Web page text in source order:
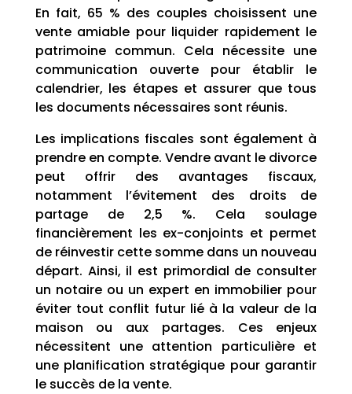
En fait, 65 % des couples choisissent une
vente amiable pour liquider rapidement le
patrimoine commun. Cela nécessite une
communication ouverte pour établir le
calendrier, les étapes et assurer que tous
les documents nécessaires sont réunis.
Les implications fiscales sont également à
prendre en compte. Vendre avant le divorce
peut offrir des avantages fiscaux,
notamment l’évitement des droits de
partage de 2,5 %. Cela soulage
financièrement les ex-conjoints et permet
de réinvestir cette somme dans un nouveau
départ. Ainsi, il est primordial de consulter
un notaire ou un expert en immobilier pour
éviter tout conflit futur lié à la valeur de la
maison ou aux partages. Ces enjeux
nécessitent une attention particulière et
une planification stratégique pour garantir
le succès de la vente.